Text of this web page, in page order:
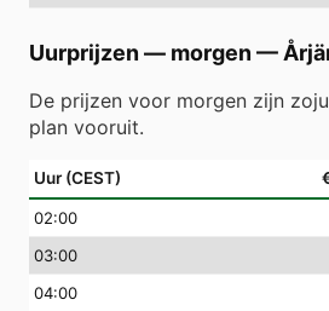
Uurprijzen — morgen —
De prijzen voor morgen zijn
plan vooruit.
Uur (CEST)
02:00
03:00
04:00